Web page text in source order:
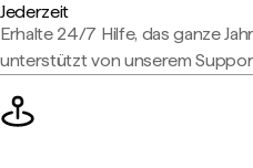
Jederzeit
Erhalte 24/7 Hilfe, das ganze
unterstützt von unserem